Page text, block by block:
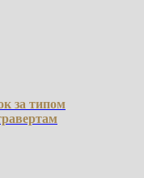
за типом